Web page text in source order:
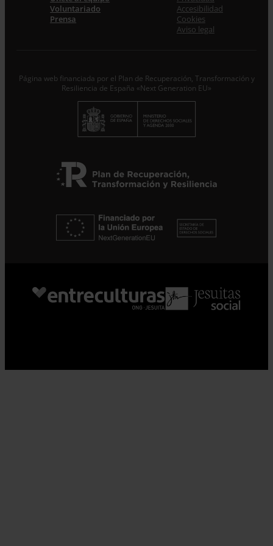
Acepto la Política de Privacidad*
Desde ENTRECULTURAS FE Y ALEGRÍA ESPAÑA
Suscribirme
Voluntariado
Prensa
Accesibilidad
Cookies
Aviso legal
Página web financiada por el Plan de Recuperación, Transformación y
Resiliencia de España «Next Generation EU»